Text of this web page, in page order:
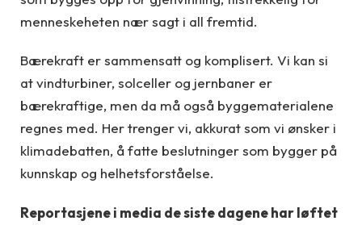
menneskeheten nær sagt i all fremtid.
Bærekraft er sammensatt og komplisert. Vi kan si
at vindturbiner, solceller og jernbaner er
bærekraftige, men da må også byggematerialene
regnes med. Her trenger vi, akkurat som vi ønsker i
klimadebatten, å fatte beslutninger som bygger på
kunnskap og helhetsforståelse.
Reportasjene i media de siste dagene har løftet